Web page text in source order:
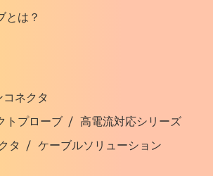
とは？
コネクタ
トプローブ
高電流対応シリーズ
タ
ケーブルソリューション